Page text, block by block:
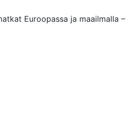
Euroopassa ja maailmalla –